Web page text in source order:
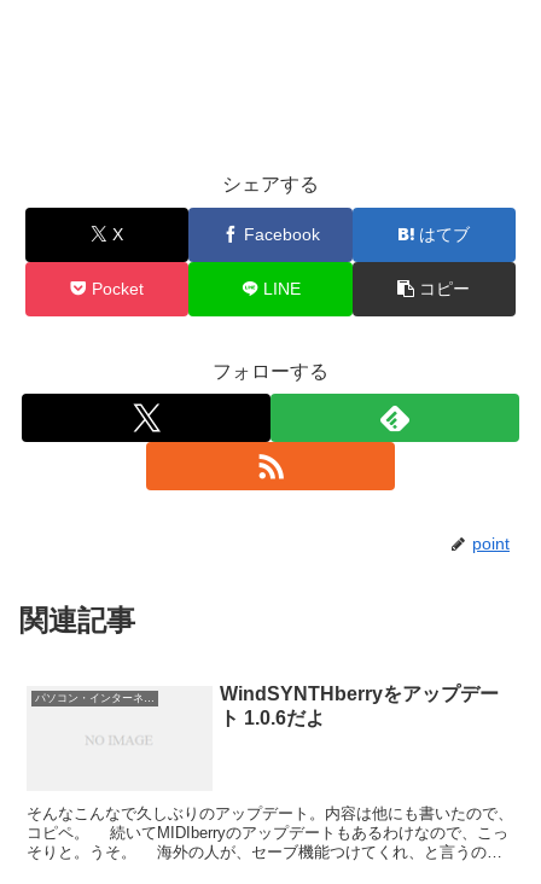
シェアする
X Facebook はてブ
Pocket LINE コピー
フォローする
point
関連記事
パソコン・インターネット
WindSYNTHberryをアップデー
ト 1.0.6だよ
そんなこんなで久しぶりのアップデート。内容は他にも書いたので、
コピペ。 続いてMIDIberryのアップデートもあるわけなので、こっ
そりと。うそ。 海外の人が、セーブ機能つけてくれ、と言うので